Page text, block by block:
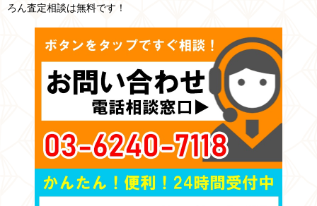
ろん査定相談は無料です！